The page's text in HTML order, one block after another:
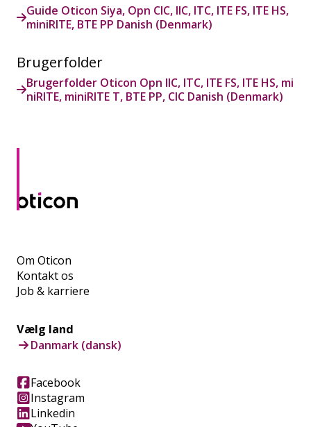
Guide Oticon Siya, Opn CIC, IIC, ITC, ITE FS, ITE HS,
miniRITE, BTE PP Danish (Denmark)
Brugerfolder
Brugerfolder Oticon Opn IIC, ITC, ITE FS, ITE HS, mi
niRITE, miniRITE T, BTE PP, CIC Danish (Denmark)
Om Oticon
Kontakt os
Job & karriere
Vælg land
Danmark (dansk)
Facebook
Instagram
Linkedin